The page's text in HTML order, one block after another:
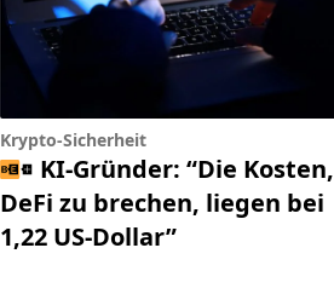
Krypto-Sicherheit
KI-Gründer: “Die Kosten,
DeFi zu brechen, liegen bei
1,22 US-Dollar”